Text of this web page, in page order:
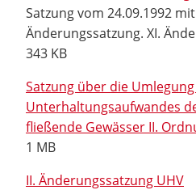
Satzung vom 24.09.1992
Änderungssatzung. XI.
343 KB
Satzung über die
Unterhaltungsaufwandes
fließende Gewässer II.
1 MB
II. Änderungssatzung UHV